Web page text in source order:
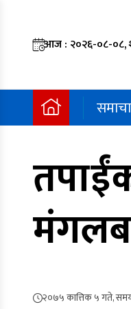
आज : २०२६-०८-०८,
२०७५ कात्तिक ५ गते,